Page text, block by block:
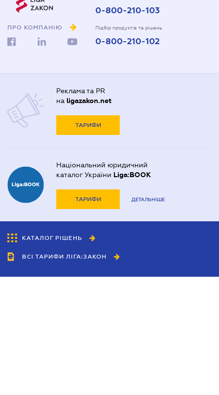
ПРО КОМПАНІЮ
0-800-210-103
Підбір продуктів та рішень
0-800-210-102
Реклама та PR
на ligazakon.net
ТАРИФИ
Національний юридичний
каталог України Liga:BOOK
ТАРИФИ ДЕТАЛЬНІШЕ
КАТАЛОГ РІШЕНЬ
ВСІ ТАРИФИ ЛІГА:ЗАКОН